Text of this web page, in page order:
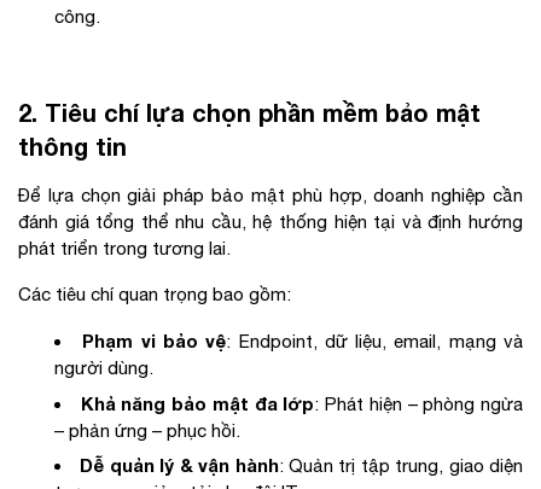
công.
2. Tiêu chí lựa chọn phần mềm bảo mật
thông tin
Để lựa chọn giải pháp bảo mật phù hợp, doanh nghiệp cần
đánh giá tổng thể nhu cầu, hệ thống hiện tại và định hướng
phát triển trong tương lai.
Các tiêu chí quan trọng bao gồm:
Phạm vi bảo vệ: Endpoint, dữ liệu, email, mạng và
người dùng.
Khả năng bảo mật đa lớp: Phát hiện – phòng ngừa
– phản ứng – phục hồi.
Dễ quản lý & vận hành: Quản trị tập trung, giao diện